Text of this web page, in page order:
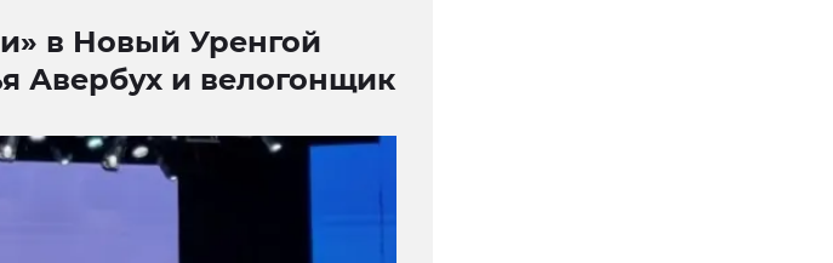
в Новый Уренгой
Авербух и велогонщик